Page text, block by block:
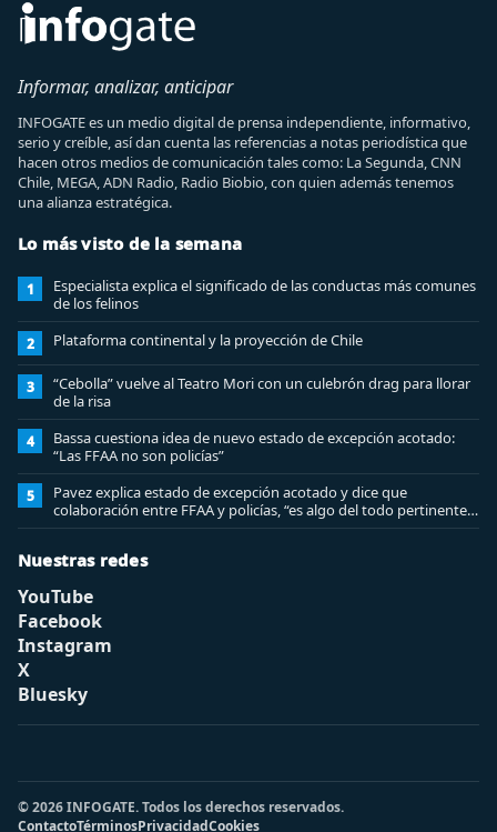
Informar, analizar, anticipar
INFOGATE es un medio digital de prensa independiente, informativo,
serio y creíble, así dan cuenta las referencias a notas periodística que
hacen otros medios de comunicación tales como: La Segunda, CNN
Chile, MEGA, ADN Radio, Radio Biobio, con quien además tenemos
una alianza estratégica.
Lo más visto de la semana
1
Especialista explica el significado de las conductas más comunes
de los felinos
2 Plataforma continental y la proyección de Chile
3
“Cebolla” vuelve al Teatro Mori con un culebrón drag para llorar
de la risa
4
Bassa cuestiona idea de nuevo estado de excepción acotado:
“Las FFAA no son policías”
5
Pavez explica estado de excepción acotado y dice que
colaboración entre FFAA y policías, “es algo del todo pertinente
analizar”
Nuestras redes
YouTube
Facebook
Instagram
X
Bluesky
© 2026 INFOGATE. Todos los derechos reservados.
ContactoTérminosPrivacidadCookies